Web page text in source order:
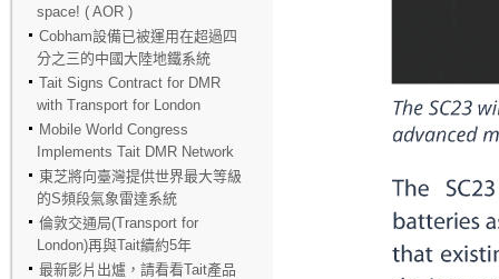
space! ( AOR )
Cobham設備已被運用在超過四
分之三的中國大陸地鐵系統
Tait Signs Contract for DMR
with Transport for London
Mobile World Congress
Implements Tait DMR Network
東芝將向臺灣提供世界最大等級
的S頻段氣象雷達系統
倫敦交通局(Transport for
London)再與Tait續約5年
最新影片出爐，請看看Tait產品